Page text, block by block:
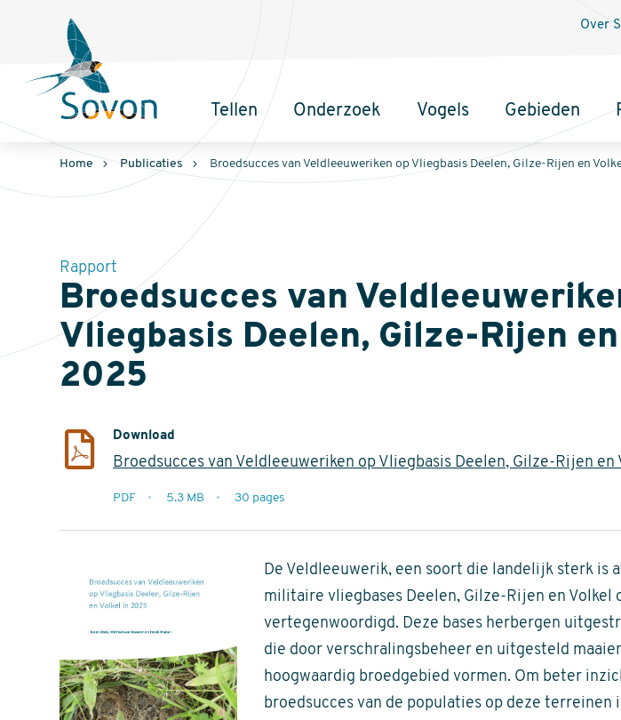
Hoofdnavigatie
Tellen Onderzoek Vogels Gebieden
Over
Home Publicaties Broedsucces van Veldleeuweriken op Vliegbasis Deelen, Gilze-Rijen en
Rapport
Broedsucces van
Vliegbasis Deelen, Gilze-Rijen
2025
Download
Broedsucces van Veldleeuweriken op Vliegbasis Deelen, Gilze-Rijen
extensie
PDF
5.3 MB
30 pages
De Veldleeuwerik, een soort die landelijk sterk is
militaire vliegbases Deelen, Gilze-Rijen en Volkel
vertegenwoordigd. Deze bases herbergen
die door verschralingsbeheer en uitgesteld
hoogwaardig broedgebied vormen. Om beter
broedsucces van de populaties op deze